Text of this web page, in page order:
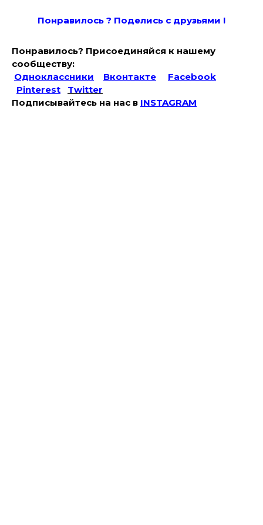
Понравилось ? Поделись с друзьями !
Понравилось? Присоединяйся к нашему
сообществу:
Одноклассники
Вконтакте
Facebook
Pinterest
Twitter
Подписывайтесь на наc в INSTAGRAM